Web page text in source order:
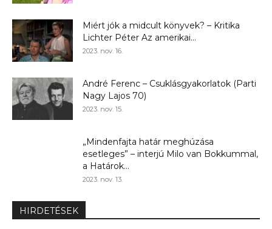
Miért jók a midcult könyvek? – Kritika
Lichter Péter Az amerikai...
2023. nov. 16.
André Ferenc – Csuklásgyakorlatok (Parti
Nagy Lajos 70)
2023. nov. 15.
„Mindenfajta határ meghúzása
esetleges” – interjú Milo van Bokkummal,
a Határok...
2023. nov. 13.
HIRDETÉSEK